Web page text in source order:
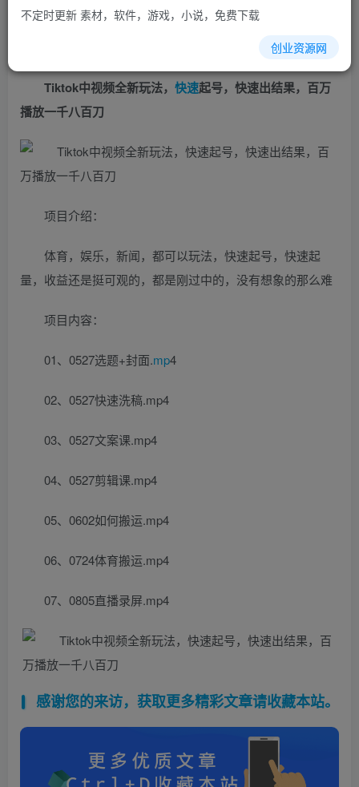
Tiktok中视频全新玩法， 快速起号，快速出结果，百万
播放一千八百刀
项目介绍：
体育，娱乐，新闻，都可以玩法，快速起号，快速起
量，收益还是挺可观的，都是刚过中的，没有想象的那么难
项目内容：
01、0527选题+封面.mp4
02、0527快速洗稿.mp4
03、0527文案课.mp4
04、0527剪辑课.mp4
05、0602如何搬运.mp4
06、0724体育搬运.mp4
07、0805直播录屏.mp4
感谢您的来访，获取更多精彩文章请收藏本站。
不定时更新 素材，软件，游戏，小说，免费下载
创业资源网